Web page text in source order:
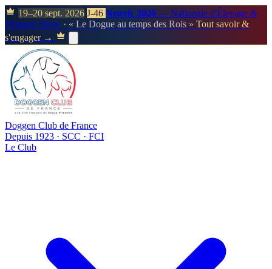
19–20 sept. 2026 J-46 Neuvic 2026 — Nationale d'Élevage &
Doggen Show · « Le Dogue au temps des Rois » Tout savoir &
s'engager →
Doggen Club de France
Depuis 1923 · SCC · FCI
Le Club